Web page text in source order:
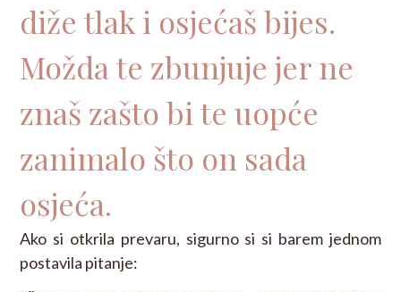
diže tlak i osjećaš bijes.
Možda te zbunjuje jer ne
znaš zašto bi te uopće
zanimalo što on sada
osjeća.
Ako si otkrila prevaru, sigurno si si barem jednom
postavila pitanje: